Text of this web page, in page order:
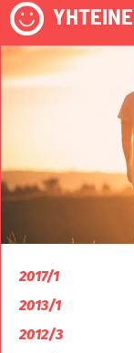
2017/1
2013/1
2012/3